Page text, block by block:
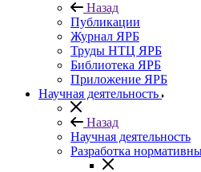
Назад
Публикации
Журнал ЯРБ
Труды НТЦ ЯРБ
Библиотека ЯРБ
Приложение ЯРБ
Научная деятельность
Назад
Научная деятельность
Разработка